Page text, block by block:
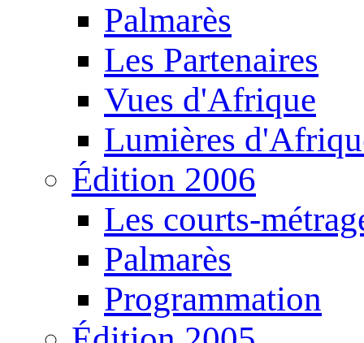
Palmarès
Les Partenaires
Vues d'Afrique
Lumières
Édition 2006
Les courts-
Palmarès
Programmation